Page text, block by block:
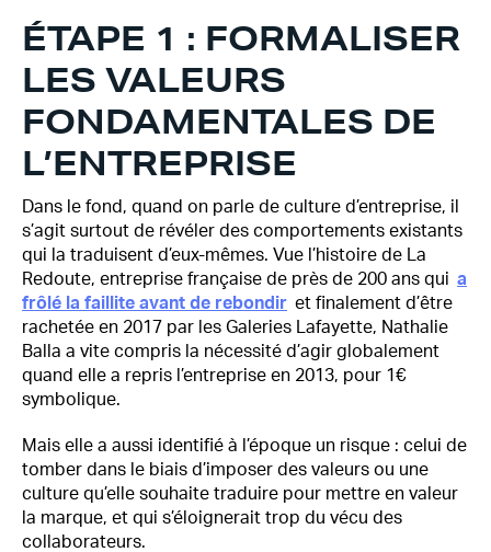
ÉTAPE 1 : FORMALISER
LES VALEURS
FONDAMENTALES DE
L’ENTREPRISE
Dans le fond, quand on parle de culture d’entreprise, il
s’agit surtout de révéler des comportements existants
qui la traduisent d’eux-mêmes. Vue l’histoire de La
Redoute, entreprise française de près de 200 ans qui a
frôlé la faillite avant de rebondir et finalement d’être
rachetée en 2017 par les Galeries Lafayette, Nathalie
Balla a vite compris la nécessité d’agir globalement
quand elle a repris l’entreprise en 2013, pour 1€
symbolique.
Mais elle a aussi identifié à l’époque un risque : celui de
tomber dans le biais d’imposer des valeurs ou une
culture qu’elle souhaite traduire pour mettre en valeur
la marque, et qui s’éloignerait trop du vécu des
collaborateurs.